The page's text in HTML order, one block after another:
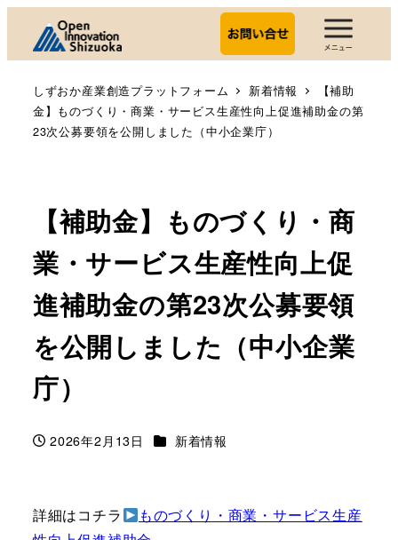
しずおか産業創造プラットフォーム 新着情報
【補助
金】ものづくり・商業・サービス生産性向上促進補助金の第
23次公募要領を公開しました（中小企業庁）
【補助金】ものづくり・商
業・サービス生産性向上促
進補助金の第23次公募要領
を公開しました（中小企業
庁）
投稿日
2026年2月13日 カテゴリー
新着情報
詳細はコチラ
ものづくり・商業・サービス生産